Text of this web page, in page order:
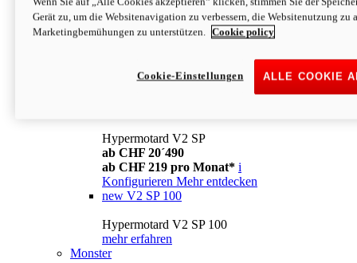
Konfigurieren Mehr entdecken
newV2
ab CHF 169 pro Monat* i
Mehr entdecken
Hypermotard V2 SP
ab CHF 20´490
ab CHF 219 pro Monat* i
Konfigurieren Mehr entdecken
new V2 SP 100
Hypermotard V2 SP 100
mehr erfahren
Monster
Gerät zu, um die Websitenavigation zu verbessern, die Websitenutzung zu
Marketingbemühungen zu unterstützen.
Cookie policy
ALLE COOKIE
Cookie-Einstellungen